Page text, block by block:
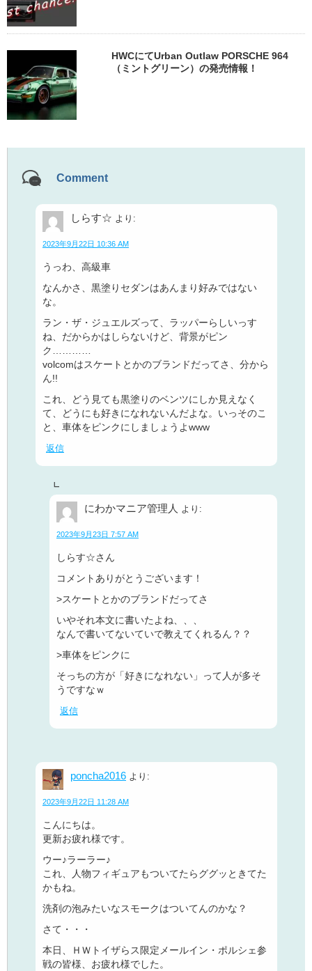
HWCにてUrban Outlaw PORSCHE 964
（ミントグリーン）の発売情報！
Comment
しらす☆ より:
2023年9月22日 10:36 AM
うっわ、高級車
なんかさ、黒塗りセダンはあんまり好みではない
な。
ラン・ザ・ジュエルズって、ラッパーらしいっす
ね、だからかはしらないけど、背景がピン
ク…………
volcomはスケートとかのブランドだってさ、分から
ん!!
これ、どう見ても黒塗りのベンツにしか見えなく
て、どうにも好きになれないんだよな。いっそのこ
と、車体をピンクにしましょうよwww
返信
にわかマニア管理人 より:
2023年9月23日 7:57 AM
しらす☆さん
コメントありがとうございます！
>スケートとかのブランドだってさ
いやそれ本文に書いたよね、、、
なんで書いてないていで教えてくれるん？？
>車体をピンクに
そっちの方が「好きになれない」って人が多そ
うですなｗ
返信
poncha2016 より:
2023年9月22日 11:28 AM
こんにちは。
更新お疲れ様です。
ウー♪ラーラー♪
これ、人物フィギュアもついてたらググッときてた
かもね。
洗剤の泡みたいなスモークはついてんのかな？
さて・・・
本日、ＨＷトイザらス限定メールイン・ポルシェ参
戦の皆様、お疲れ様でした。